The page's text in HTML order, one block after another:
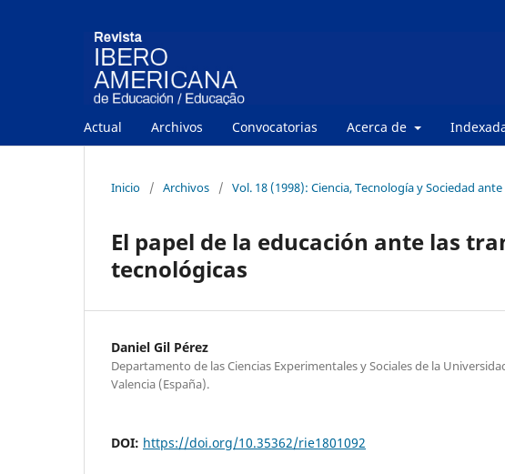
Actual Archivos Convocatorias Acerca de
Inicio / Archivos / Vol. 18 (1998): Ciencia, Tecnología y Sociedad
El papel de la educación ante las
tecnológicas
Daniel Gil Pérez
Departamento de las Ciencias Experimentales y Sociales de la
Valencia (España).
DOI: https://doi.org/10.35362/rie1801092